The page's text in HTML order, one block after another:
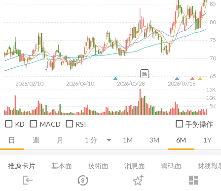
login dashboard
市場 登入
日 週 月 1M 3M 6M 1Y
2026/02/10 2026/04/10 2026/05/28 2026/07/16
65
70
75
80
85
5K
10K
15K
除
KD MACD RSI 手勢操作
推薦卡片 基本面 技術面 消息面 籌碼面 財務報
集保分布 營收